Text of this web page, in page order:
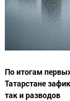
По итогам
Татарстане
так и разводов